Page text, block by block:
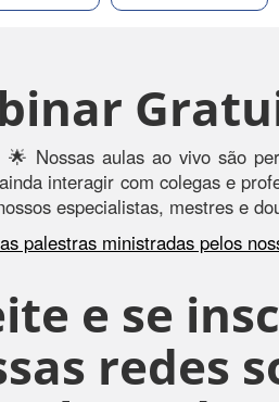
Nossas aulas ao vivo são
interagir com colegas e
especialistas, mestres e
palestras ministradas pelos
e se
redes